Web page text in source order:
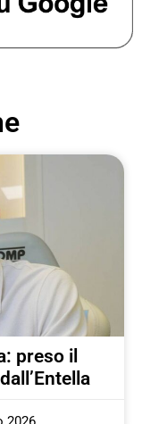
preso il